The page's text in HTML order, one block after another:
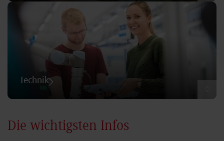
Technik
Die wichtigsten Infos